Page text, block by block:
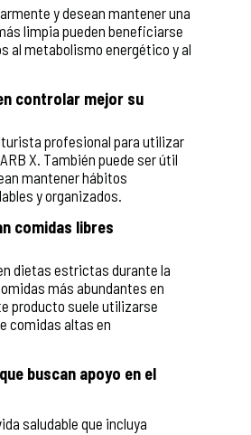
y desean mantener una
limpia pueden beneficiarse
al metabolismo energético y al
controlar mejor su
profesional para utilizar
X. También puede ser útil
mantener hábitos
y organizados.
comidas libres
dietas estrictas durante la
más abundantes en
producto suele utilizarse
comidas altas en
buscan apoyo en el
saludable que incluya